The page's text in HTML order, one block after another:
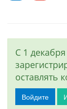
С 1
оставлять
Войдите